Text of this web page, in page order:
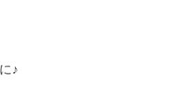
♪